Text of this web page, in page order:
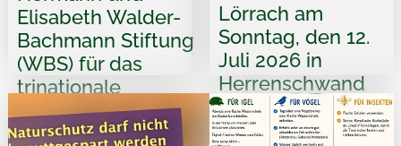
Elisabeth Walder-
Bachmann Stiftung
(WBS) für das
trinationale
BirdLife-
Steinkauzprogramm
Lörrach am
Sonntag, den 12.
Juli 2026 in
Herrenschwand